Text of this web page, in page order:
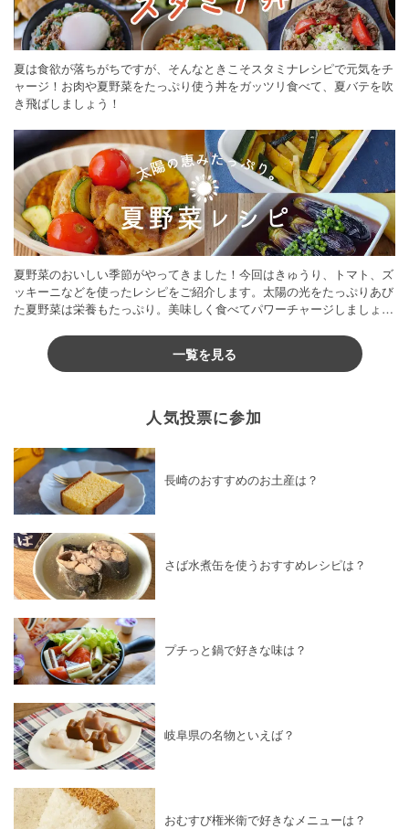
夏は食欲が落ちがちですが、そんなときこそスタミナレシピで元気をチ
ャージ！お肉や夏野菜をたっぷり使う丼をガッツリ食べて、夏バテを吹
き飛ばしましょう！
夏野菜のおいしい季節がやってきました！今回はきゅうり、トマト、ズ
ッキーニなどを使ったレシピをご紹介します。太陽の光をたっぷりあび
た夏野菜は栄養もたっぷり。美味しく食べてパワーチャージしましょう
一覧を見る
人気投票に参加
長崎のおすすめのお土産は？
さば水煮缶を使うおすすめレシピは？
プチっと鍋で好きな味は？
岐阜県の名物といえば？
おむすび権米衛で好きなメニューは？